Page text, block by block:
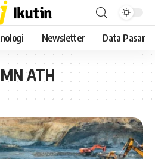
Newsletter Data Pasar
ATH